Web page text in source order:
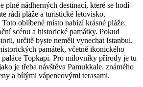
plné nádherných destinací, které se hodí
rádi pláže a turistické letovisko,
oblíbené místo nabízí krásné pláže,
scénu a historické památky. Pokud
určitě byste neměli vynechat Istanbul.
památek, včetně ikonického
paláce Topkapi. Pro milovníky přírody je tu
je třeba návštěva Pamukkale, známého
a bílými vápencovými terasami.